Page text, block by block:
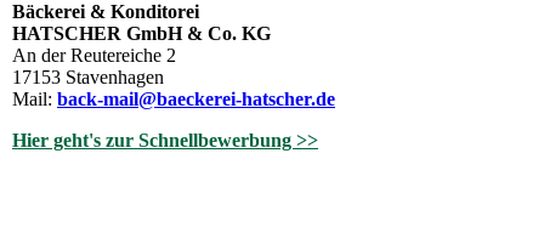
Bäckerei & Konditorei
HATSCHER GmbH & Co. KG
An der Reutereiche 2
17153 Stavenhagen
Mail: back-mail@baeckerei-hatscher.de
Hier geht's zur Schnellbewerbung >>